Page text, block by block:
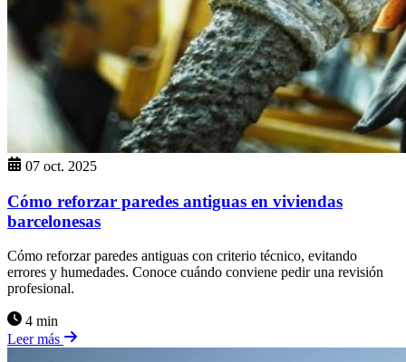
07 oct. 2025
Cómo reforzar paredes antiguas en viviendas
barcelonesas
Cómo reforzar paredes antiguas con criterio técnico, evitando
errores y humedades. Conoce cuándo conviene pedir una revisión
profesional.
4 min
Leer más